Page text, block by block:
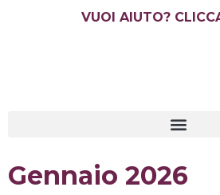
VUOI AIUTO?
Gennaio 2026